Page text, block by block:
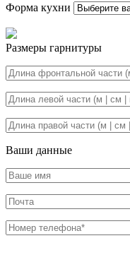
Форма кухни
Размеры гарнитуры
Ваши данные